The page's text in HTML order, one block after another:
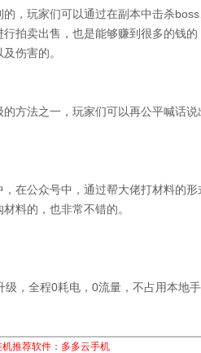
，玩家们可以通过在副本中击杀
拍卖出售，也是能够赚到很多的钱的
伤害的。
方法之一，玩家们可以再公平喊话说
在公众号中，通过帮大佬打材料的形
料的，也非常不错的。
，全程0耗电，0流量，不占用本地
机推荐软件：多多云手机